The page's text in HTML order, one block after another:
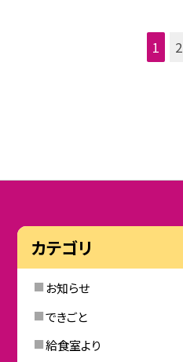
1 2
カテゴリ
お知らせ
できごと
給食室より